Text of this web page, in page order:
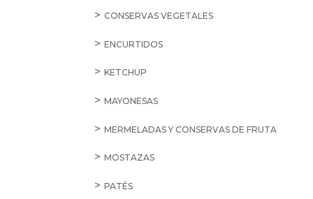
CONSERVAS VEGETALES
ENCURTIDOS
KETCHUP
MAYONESAS
MERMELADAS Y CONSERVAS DE FRUTA
MOSTAZAS
PATÉS